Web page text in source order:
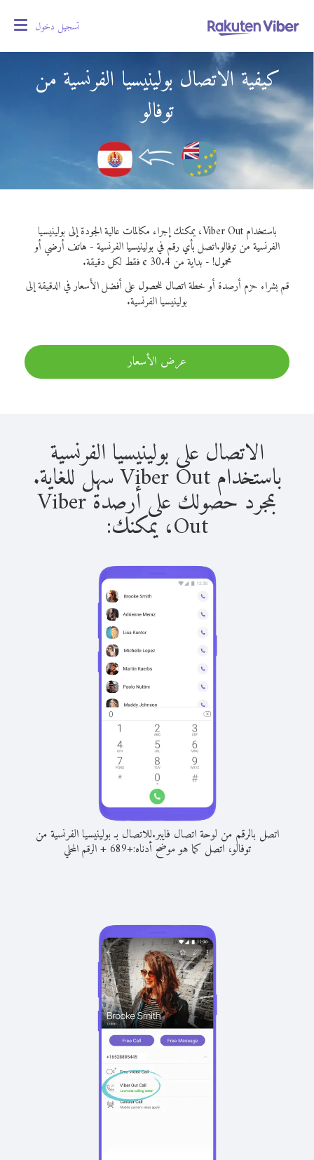
تسجيل دخول
كيفية الاتصال بولينيسيا الفرنسية من
توفالو
باستخدام Viber Out، يمكنك إجراء مكالمات عالية الجودة إلى بولينيسيا
الفرنسية من توفالو.اتصل بأي رقم في بولينيسيا الفرنسية - هاتف أرضي أو
محمول! - بداية من 30.4 ¢ فقط لكل دقيقة.
قم بشراء حزم أرصدة أو خطة اتصال للحصول على أفضل الأسعار في الدقيقة إلى
بولينيسيا الفرنسية.
عرض الأسعار
الاتصال على بولينيسيا الفرنسية
باستخدام Viber Out سهل للغاية.
بمجرد حصولك على أرصدة Viber
Out، يمكنك:
اتصل بالرقم من لوحة اتصال فايبر.للاتصال بـ بولينيسيا الفرنسية من
توفالو، اتصل كما هو موضح أدناه:+
689
+الرقم المحلي